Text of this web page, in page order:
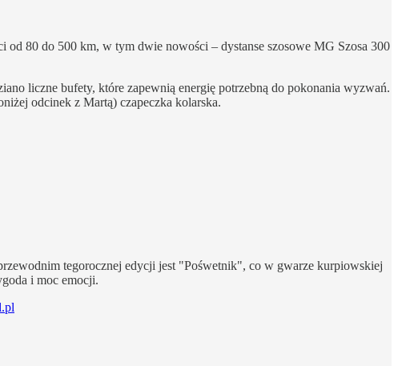
od 80 do 500 km, w tym dwie nowości – dystanse szosowe MG Szosa 300
liczne bufety, które zapewnią energię potrzebną do pokonania wyzwań.
odcinek z Martą) czapeczka kolarska.
tegorocznej edycji jest "Pośwetnik", co w gwarze kurpiowskiej
i moc emocji.